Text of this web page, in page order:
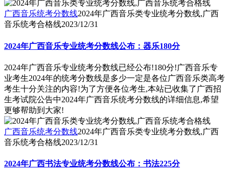
广西音乐统考分数线2024年广西音乐类专业统考分数线,广西
音乐统考合格线2023/12/31
2024年广西音乐专业统考分数线公布：器乐180分
2024年广西音乐专业统考分数线已经公布!180分!广西音乐专
业考生2024年的统考分数线是多少一定是各位广西音乐类高考
考生十分关注的内容!为了方便各位考生,本站已收集了广西招
生考试院公告中2024年广西音乐统考分数线的详细信息,希望
更够帮助到大家!
广西音乐统考分数线2024年广西音乐类专业统考分数线,广西
音乐统考合格线2023/12/31
2024年广西书法专业统考分数线公布：书法225分